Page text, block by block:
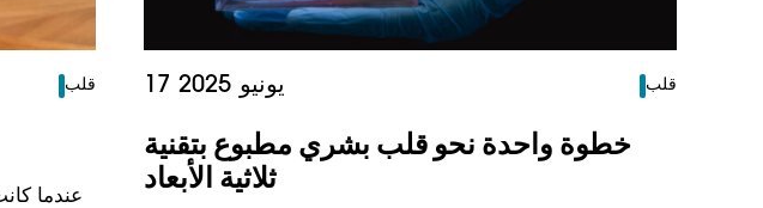
قلب
عندما
17 يونيو 2025 قلب
خطوة واحدة نحو قلب بشري مطبوع بتقنية
ثلاثية الأبعاد